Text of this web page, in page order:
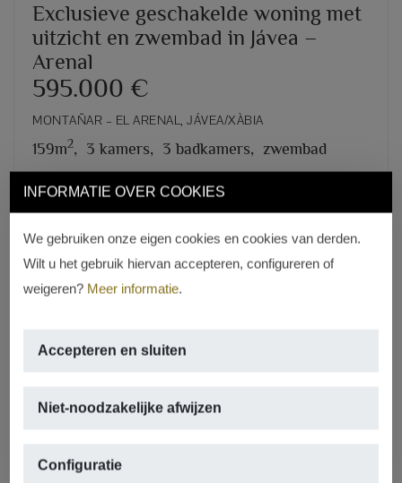
INFORMATIE OVER COOKIES
We gebruiken onze eigen cookies en cookies van derden.
Wilt u het gebruik hiervan accepteren, configureren of
weigeren? Meer informatie.
Accepteren en sluiten
Niet-noodzakelijke afwijzen
Configuratie
Exclusieve geschakelde woning met
uitzicht en zwembad in Jávea –
Arenal
595.000 €
MONTAÑAR – EL ARENAL, JÁVEA/XÀBIA
159m2, 3 kamers, 3 badkamers, zwembad